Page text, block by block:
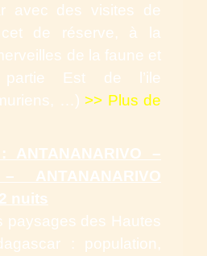
avec des visites de
de réserve, à la
de la faune et
Est de l’ile
…) >> Plus de
ANTANANARIVO –
ANTANANARIVO
nuits
paysages des Hautes
: population,